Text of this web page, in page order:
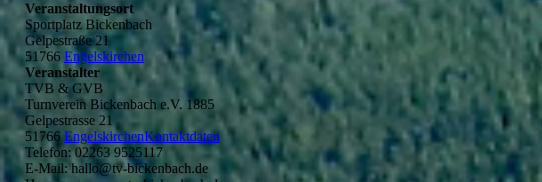
Veranstaltungsort
Sportplatz Bickenbach
Gelpestraße 21
51766 Engelskirchen
Veranstalter
TVB & GVB
Turnverein Bickenbach e.V. 1885
Gelpestrasse 21
51766 EngelskirchenKontaktdaten
Telefon: 02263 9525117
E-Mail: hallo@tv-bickenbach.de